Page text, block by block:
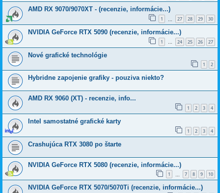
AMD RX 9070/9070XT - (recenzie, informácie...)
1 27 28 29 30
NVIDIA GeForce RTX 5090 (recenzie, informácie...)
1 … 24 25 26 27
Nové grafické technológie
1 2
Hybridne zapojenie grafiky - pouziva niekto?
AMD RX 9060 (XT) - recenzie, info...
1 2 3 4
Intel samostatné grafické karty
1 2 3 4
Crashujúca RTX 3080 po štarte
NVIDIA GeForce RTX 5080 (recenzie, informácie...)
1 7 8 9 10
NVIDIA GeForce RTX 5070/5070Ti (recenzie, informácie...)